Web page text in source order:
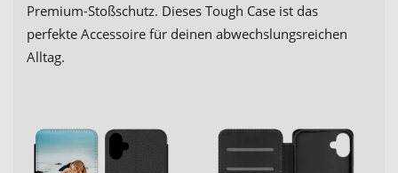
Premium-Stoßschutz. Dieses Tough Case ist das
perfekte Accessoire für deinen abwechslungsreichen
Alltag.